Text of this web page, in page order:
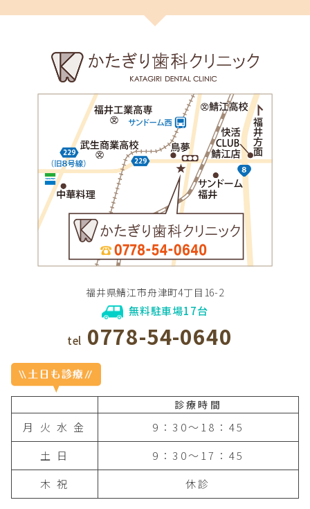
福井県鯖江市舟津町4丁目16-2
無料駐車場17台
tel 0778-54-0640
診療時間
月 火 水 金
9：30〜18：45
土 日
9：30〜17：45
木 祝
休診